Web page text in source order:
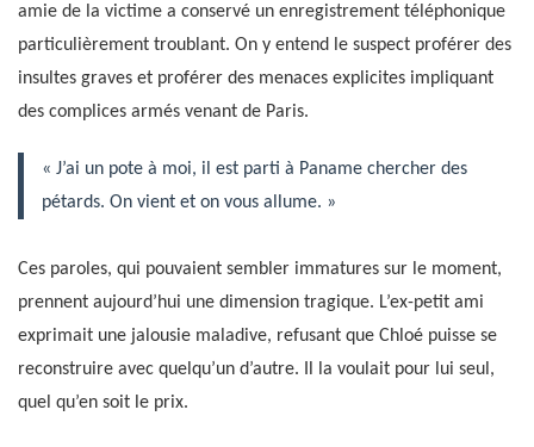
amie de la victime a conservé un enregistrement téléphonique
particulièrement troublant. On y entend le suspect proférer des
insultes graves et proférer des menaces explicites impliquant
des complices armés venant de Paris.
« J’ai un pote à moi, il est parti à Paname chercher des
pétards. On vient et on vous allume. »
Ces paroles, qui pouvaient sembler immatures sur le moment,
prennent aujourd’hui une dimension tragique. L’ex-petit ami
exprimait une jalousie maladive, refusant que Chloé puisse se
reconstruire avec quelqu’un d’autre. Il la voulait pour lui seul,
quel qu’en soit le prix.